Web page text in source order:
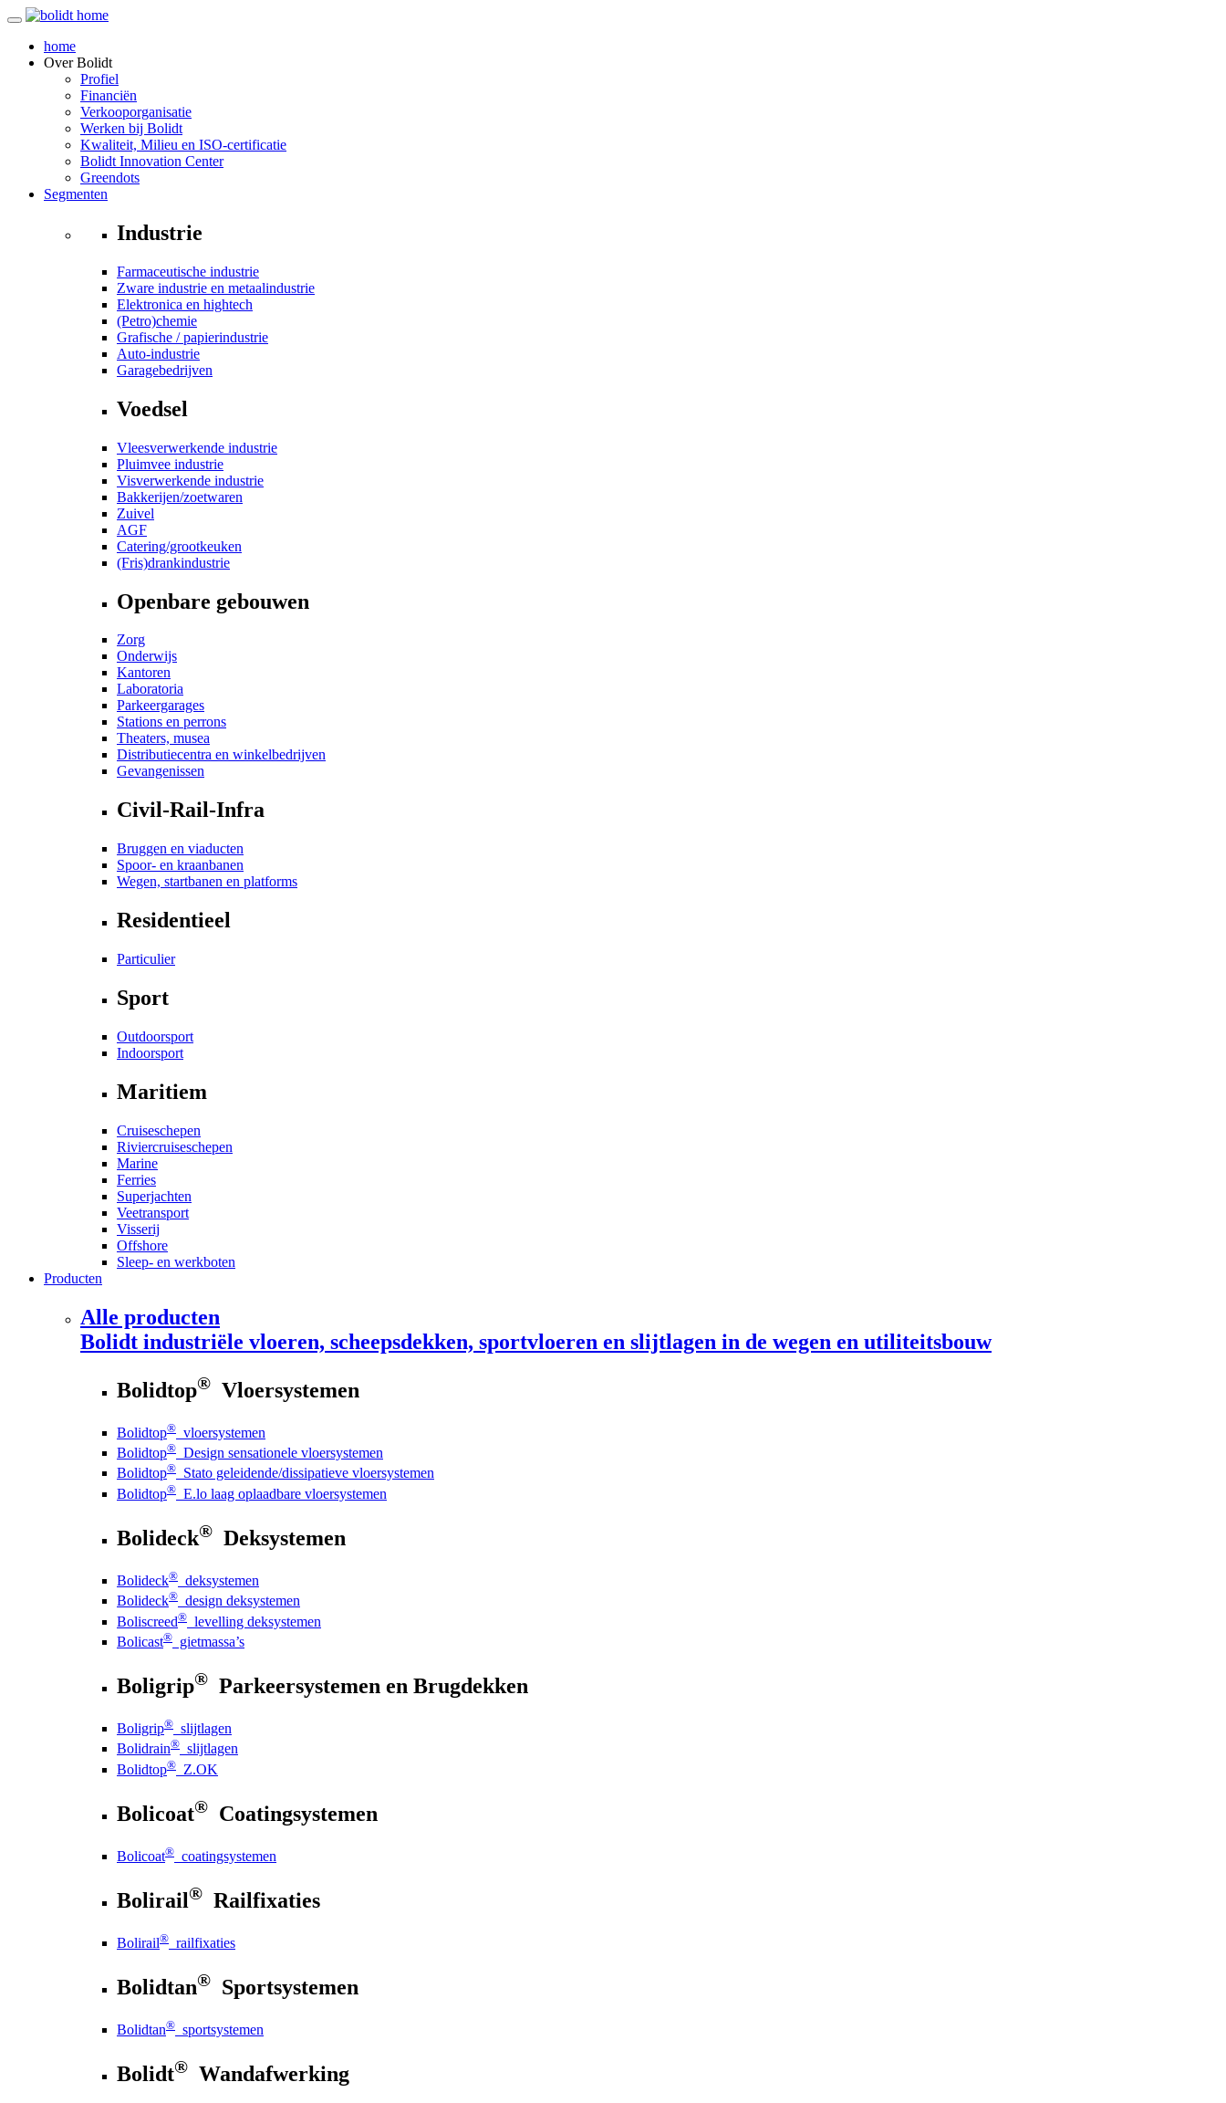
home
OverBolidt
Profiel
Financiën
Verkooporganisatie
Werken bij Bolidt
Kwaliteit, Milieu en ISO-certificatie
Bolidt Innovation Center
Greendots
Segmenten
Industrie
Farmaceutische industrie
Zware industrie en metaalindustrie
Elektronica en hightech
(Petro)chemie
Grafische / papierindustrie
Auto-industrie
Garagebedrijven
Voedsel
Vleesverwerkende industrie
Pluimvee industrie
Visverwerkende industrie
Bakkerijen/zoetwaren
Zuivel
AGF
Catering/grootkeuken
(Fris)drankindustrie
Openbare gebouwen
Zorg
Onderwijs
Kantoren
Laboratoria
Parkeergarages
Stations en perrons
Theaters, musea
Distributiecentra en winkelbedrijven
Gevangenissen
Civil-Rail-Infra
Bruggen en viaducten
Spoor- en kraanbanen
Wegen, startbanen en platforms
Residentieel
Particulier
Sport
Outdoorsport
Indoorsport
Maritiem
Cruiseschepen
Riviercruiseschepen
Marine
Ferries
Superjachten
Veetransport
Visserij
Offshore
Sleep- en werkboten
Producten
Alle producten
Bolidt industriële vloeren, scheepsdekken, sportvloeren en slijtlagen in de wegen en utiliteitsbouw
Bolidtop® Vloersystemen
Bolidtop® vloersystemen
Bolidtop® Design sensationele vloersystemen
Bolidtop® Stato geleidende/dissipatieve vloersystemen
Bolidtop® E.lo laag oplaadbare vloersystemen
Bolideck® Deksystemen
Bolideck® deksystemen
Bolideck® design deksystemen
Boliscreed® levelling deksystemen
Bolicast® gietmassa’s
Boligrip® Parkeersystemen en Brugdekken
Boligrip® slijtlagen
Bolidrain® slijtlagen
Bolidtop® Z.OK
Bolicoat® Coatingsystemen
Bolicoat® coatingsystemen
Bolirail® Railfixaties
Bolirail® railfixaties
Bolidtan® Sportsystemen
Bolidtan® sportsystemen
Bolidt® Wandafwerking